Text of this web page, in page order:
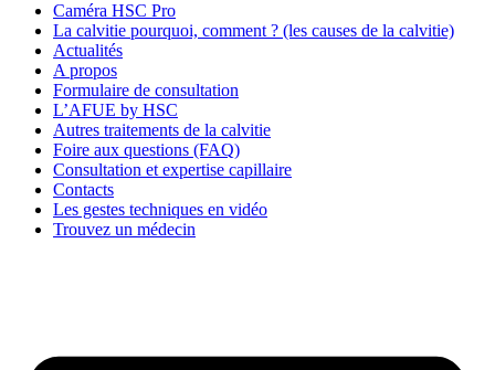
Caméra HSC Pro
La calvitie pourquoi, comment ? (les causes de la calvitie)
Actualités
A propos
Formulaire de consultation
L’AFUE by HSC
Autres traitements de la calvitie
Foire aux questions (FAQ)
Consultation et expertise capillaire
Contacts
Les gestes techniques en vidéo
Trouvez un médecin